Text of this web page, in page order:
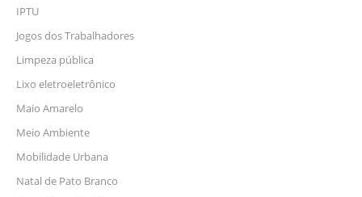
IPTU
Jogos dos Trabalhadores
Limpeza pública
Lixo eletroeletrônico
Maio Amarelo
Meio Ambiente
Mobilidade Urbana
Natal de Pato Branco